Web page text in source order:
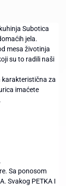
Subotica
jela.
mesa životinja
su to radili naši
karakteristična za
imaćete
Sa ponosom
Svakog PETKA I